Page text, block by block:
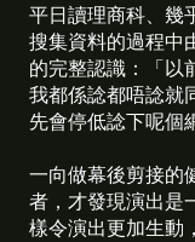
平日讀理商科、幾
搜集資料的過程中
的完整認識：「以
我都係諗都唔諗就
先會停低諗下呢個
一向做幕後剪接的
者，才發現演出是
樣令演出更加生動